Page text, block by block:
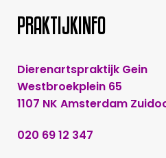
PRAKTIJKINFO
Dierenartspraktijk Gein
Westbroekplein 65
1107 NK Amsterdam
020 69 12 347